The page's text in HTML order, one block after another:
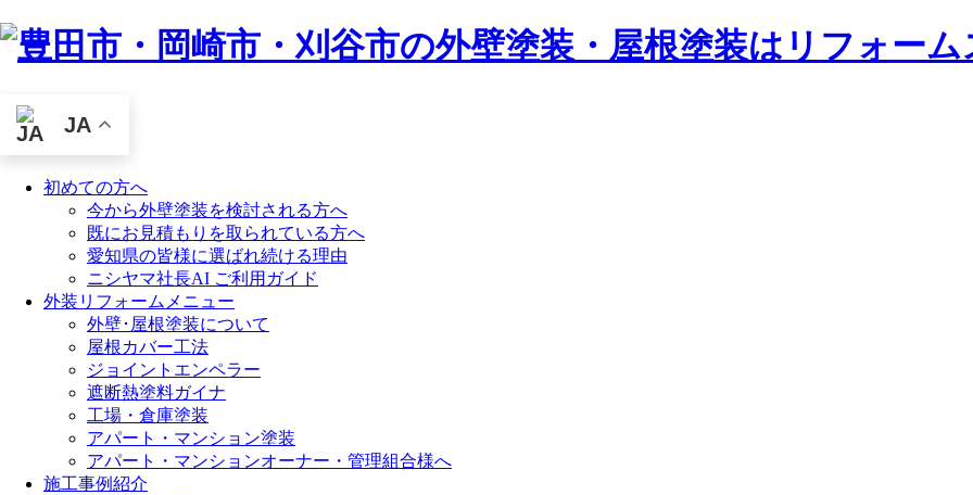
JA
初めての方へ
今から外壁塗装を検討される方へ
既にお見積もりを取られている方へ
愛知県の皆様に選ばれ続ける理由
ニシヤマ社長AI ご利用ガイド
外装リフォームメニュー
外壁･屋根塗装について
屋根カバー工法
ジョイントエンペラー
遮断熱塗料ガイナ
工場・倉庫塗装
アパート・マンション塗装
アパート・マンションオーナー・管理組合様へ
施工事例紹介